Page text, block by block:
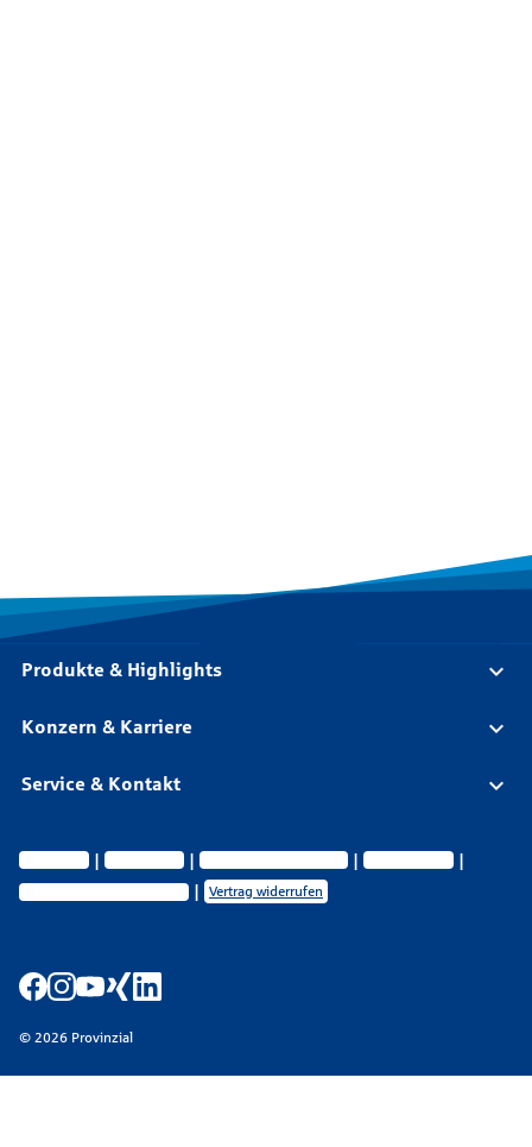
Produkte & Highlights
Konzern & Karriere
Service & Kontakt
Impressum Datenschutz Vermittlerinformationen
Nachhaltigkeit
Privatsphäre-Einstellungen
Vertrag widerrufen